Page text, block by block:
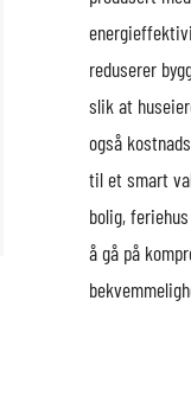
reduserer
slik at
også
til et smart
bolig,
å gå på